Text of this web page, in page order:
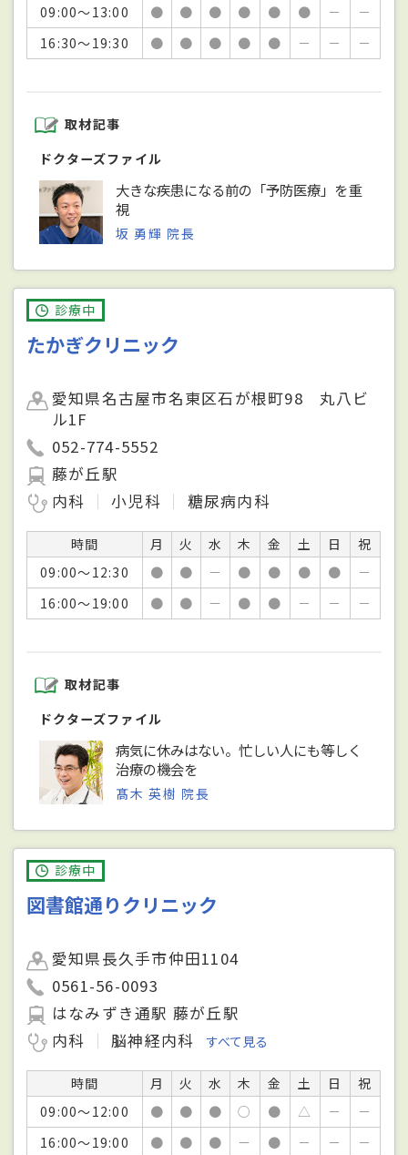
09:00～13:00
● ● ● ● ● ● －
－
16:30～19:30
● ● ● ● ● － － －
取材記事
ドクターズファイル
大きな疾患になる前の「予防医療」を重
視
坂 勇輝 院長
診療中
たかぎクリニック
愛知県名古屋市名東区石が根町98 丸八ビ
ル1F
052-774-5552
藤が丘駅
内科
小児科 糖尿病内科
時間 月 火 水 木 金 土 日
祝
09:00～12:30
● ● － ● ● ● ●
－
16:00～19:00
● ● － ● ● － － －
取材記事
ドクターズファイル
病気に休みはない。忙しい人にも等しく
治療の機会を
髙木 英樹 院長
診療中
図書館通りクリニック
愛知県長久手市仲田1104
0561-56-0093
はなみずき通駅 藤が丘駅
内科
脳神経内科 すべて見る
時間 月 火 水 木 金 土 日
祝
09:00～12:00
● ● ● ○ ● △ －
－
16:00～19:00
● ● ● － ● － －
－